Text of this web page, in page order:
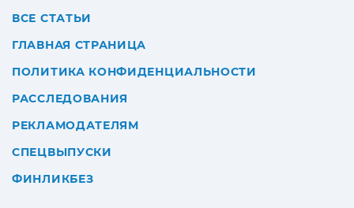
ВСЕ СТАТЬИ
ГЛАВНАЯ СТРАНИЦА
ПОЛИТИКА КОНФИДЕНЦИАЛЬНОСТИ
РАССЛЕДОВАНИЯ
РЕКЛАМОДАТЕЛЯМ
СПЕЦВЫПУСКИ
ФИНЛИКБЕЗ